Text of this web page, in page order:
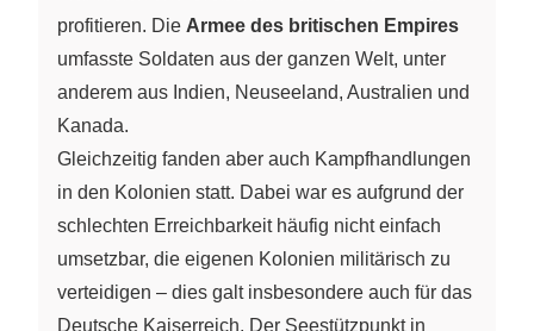
profitieren. Die Armee des britischen Empires
umfasste Soldaten aus der ganzen Welt, unter
anderem aus Indien, Neuseeland, Australien und
Kanada.
Gleichzeitig fanden aber auch Kampfhandlungen
in den Kolonien statt. Dabei war es aufgrund der
schlechten Erreichbarkeit häufig nicht einfach
umsetzbar, die eigenen Kolonien militärisch zu
verteidigen – dies galt insbesondere auch für das
Deutsche Kaiserreich. Der Seestützpunkt in